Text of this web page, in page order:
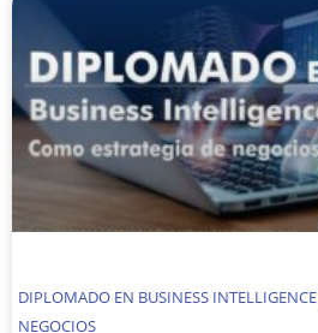
DIPLOMADO EN BUSINESS
NEGOCIOS